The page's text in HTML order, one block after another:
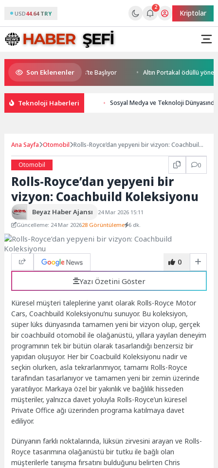
USD44.64 TRY
2
Kriptolar
Son Eklenenler
Cup Heyecanı Paris’te Başlıyor Altın Portakal ödüllü
Teknoloji Haberleri Sosyal Medya ve Teknoloji
Ana Sayfa Otomobil Rolls-Royce’dan yepyeni bir vizyon: Coachbuild
Otomobil
0
Rolls-Royce’dan yepyeni bir
vizyon: Coachbuild Koleksiyonu
Beyaz Haber Ajansı
24 Mar 2026 15:11
Güncelleme: 24 Mar 202628 Görüntüleme 6 dk.
0
Yazı Özetini Göster
Küresel müşteri taleplerine yanıt olarak Rolls-Royce Motor
Cars, Coachbuild Koleksiyonu’nu sunuyor. Bu koleksiyon,
süper lüks dünyasında tamamen yeni bir vizyon olup, gerçek
bir coachbuild otomobil ile olağanüstü, yıllara yayılan deneyim
programının tek bir bütün olarak tasarlandığı benzersiz bir
yapıdan oluşuyor. Her bir Coacbuild Koleksiyonu nadir ve
seçkin olurken, asla tekrarlanmıyor, tamamı Rolls-Royce
tarafından tasarlanıyor ve tamamen yeni bir zemin üzerinde
yaratılıyor. Markaya özel bir yakınlık ve bağlılık hisseden
müşteriler, yalnızca davet yoluyla Rolls-Royce’un küresel
Private Office ağı üzerinden programa katılmaya davet
ediliyor.
Dünyanın farklı noktalarında, lüksün zirvesini arayan ve Rolls-
Royce tasarımına olağanüstü bir tutku ile bağlı olan
müşterilerle tanışma fırsatını bulduğunu belirten Chris